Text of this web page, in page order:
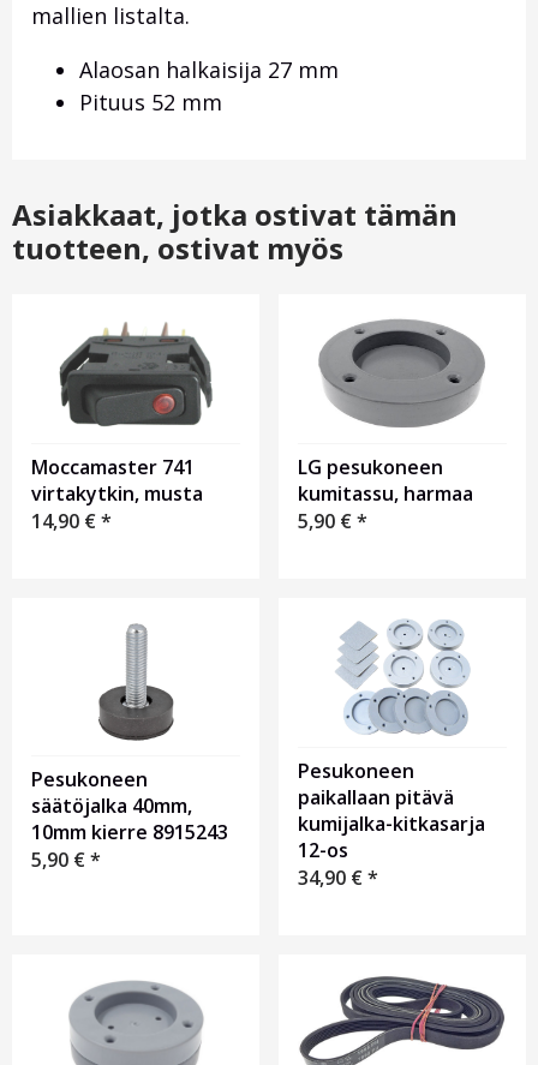
mallien listalta.
Alaosan halkaisija 27 mm
Pituus 52 mm
Asiakkaat, jotka ostivat tämän
tuotteen, ostivat myös
Moccamaster 741
virtakytkin, musta
14,90 €*
LG pesukoneen
kumitassu, harmaa
5,90 €*
Pesukoneen
säätöjalka 40mm,
10mm kierre 8915243
5,90 €*
Pesukoneen
paikallaan pitävä
kumijalka-kitkasarja
12-os
34,90 €*